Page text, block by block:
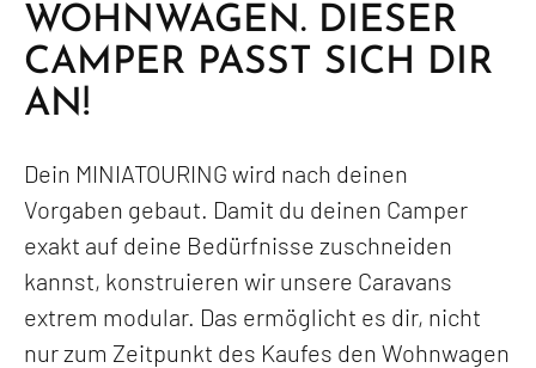
WOHNWAGEN. DIESER
CAMPER PASST SICH DIR
AN!
Dein MINIATOURING wird nach deinen
Vorgaben gebaut. Damit du deinen Camper
exakt auf deine Bedürfnisse zuschneiden
kannst, konstruieren wir unsere Caravans
extrem modular. Das ermöglicht es dir, nicht
nur zum Zeitpunkt des Kaufes den Wohnwagen